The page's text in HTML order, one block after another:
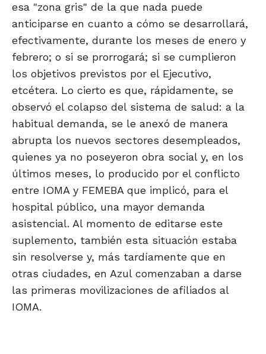
esa "zona gris" de la que nada puede
anticiparse en cuanto a cómo se desarrollará,
efectivamente, durante los meses de enero y
febrero; o si se prorrogará; si se cumplieron
los objetivos previstos por el Ejecutivo,
etcétera. Lo cierto es que, rápidamente, se
observó el colapso del sistema de salud: a la
habitual demanda, se le anexó de manera
abrupta los nuevos sectores desempleados,
quienes ya no poseyeron obra social y, en los
últimos meses, lo producido por el conflicto
entre IOMA y FEMEBA que implicó, para el
hospital público, una mayor demanda
asistencial. Al momento de editarse este
suplemento, también esta situación estaba
sin resolverse y, más tardíamente que en
otras ciudades, en Azul comenzaban a darse
las primeras movilizaciones de afiliados al
IOMA.